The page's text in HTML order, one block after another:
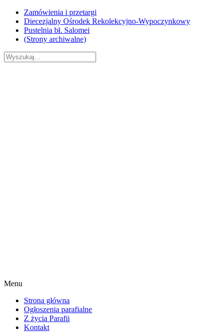
Skip
content
Zamówienia i przetargi
Diecezjalny Ośrodek Rekolekcyjno-Wypoczynkowy
Pustelnia bł. Salomei
(Strony archiwalne)
Menu
Strona główna
Ogłoszenia parafialne
Z życia Parafii
Kontakt